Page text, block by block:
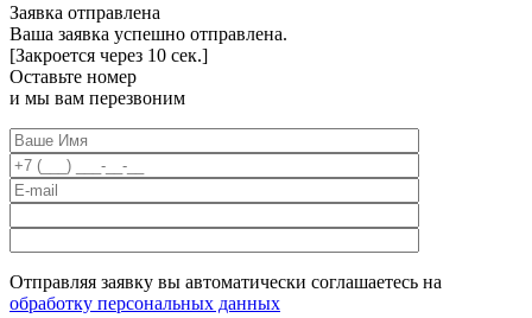
Заявка отправлена
Ваша заявка успешно отправлена.
[Закроется через 10 сек.]
Оставьте номер
и мы вам перезвоним
Отправляя заявку вы автоматически соглашаетесь на
обработку персональных данных